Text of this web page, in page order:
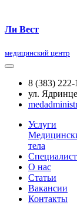
Ли Вест
медицинский центр
8 (383) 222-
ул.
Услуги
тела
О нас
Статьи
Вакансии
Контакты